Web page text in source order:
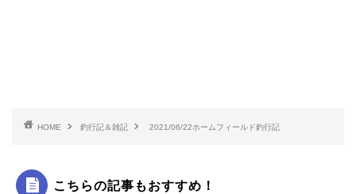
HOME 釣行記＆雑記 2021/06/22ホームフィールド釣行記
こちらの記事もおすすめ！